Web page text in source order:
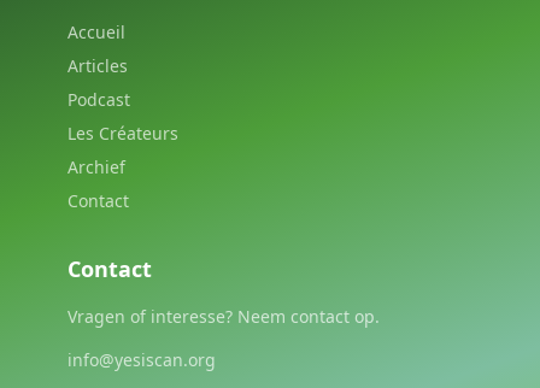
Accueil
Articles
Podcast
Les Créateurs
Archief
Contact
Contact
Vragen of interesse? Neem contact op.
info@yesiscan.org